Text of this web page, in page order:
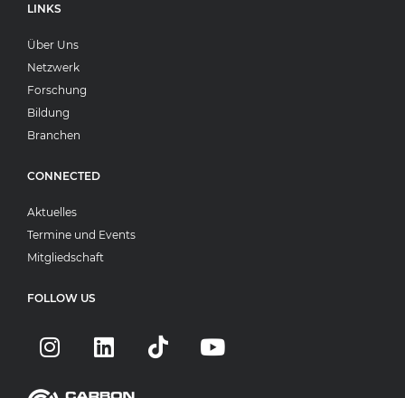
LINKS
Über Uns
Netzwerk
Forschung
Bildung
Branchen
CONNECTED
Aktuelles
Termine und Events
Mitgliedschaft
FOLLOW US